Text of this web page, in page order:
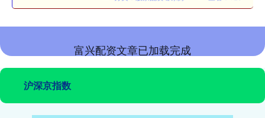
富兴配资文章已加载完成
沪深京指数